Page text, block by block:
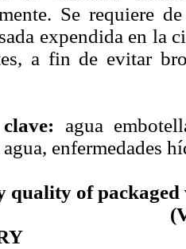
Se requiere
expendida en la
a fin de evitar
agua
enfermedades
quality of